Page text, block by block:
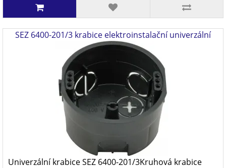
SEZ 6400-201/3 krabice elektroinstalační univerzální
Univerzální krabice SEZ 6400-201/3Kruhová krabice